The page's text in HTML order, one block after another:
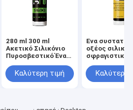
280 ml 300 ml
Ακετικό Σιλικόνιο
Πυροσβεστικό Ένα
Αδιάβροχο
Καλύτερη τιμή
Ένα
οξέος
σφραγιστικό
300mlΚαλύτερη